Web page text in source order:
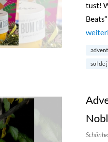
tust!
sol de